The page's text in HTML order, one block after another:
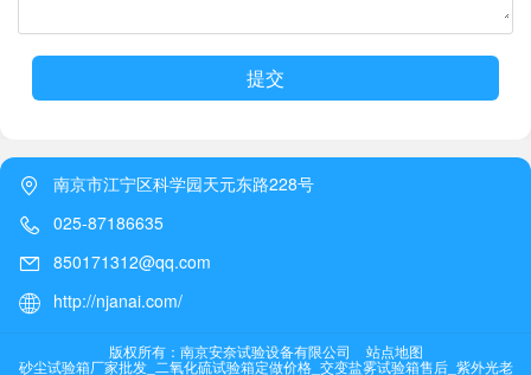
提交
南京市江宁区科学园天元东路228号
025-87186635
850171312@qq.com
http://njanai.com/
版权所有：南京安奈试验设备有限公司 站点地图
砂尘试验箱厂家批发_二氧化硫试验箱定做价格_交变盐雾试验箱售后_紫外光老